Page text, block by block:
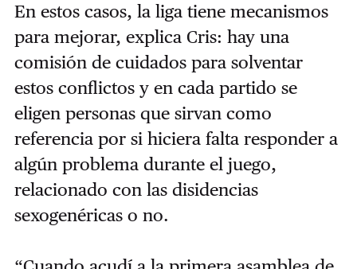
En estos casos, la liga tiene mecanismos
para mejorar, explica Cris: hay una
comisión de cuidados para solventar
estos conflictos y en cada partido se
eligen personas que sirvan como
referencia por si hiciera falta responder a
algún problema durante el juego,
relacionado con las disidencias
sexogenéricas o no.